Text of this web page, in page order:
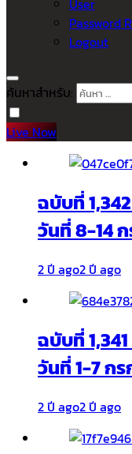
User
Password
Logout
ค้นหาสำหรับ:
Live Now
ฉบับที่
วันที่ 8-14
2 ปี ago2 ปี ago
ฉบับที่
วันที่ 1-7 ก
2 ปี ago2 ปี ago